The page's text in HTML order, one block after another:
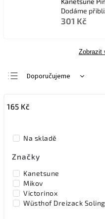
Dodáme
301 Kč
Zobrazit
Doporučujeme
Nejdražší
Abecedně
165 Kč
Na skladě
Značky
Kanetsune
Mikov
Victorinox
Wüsthof Dreizack